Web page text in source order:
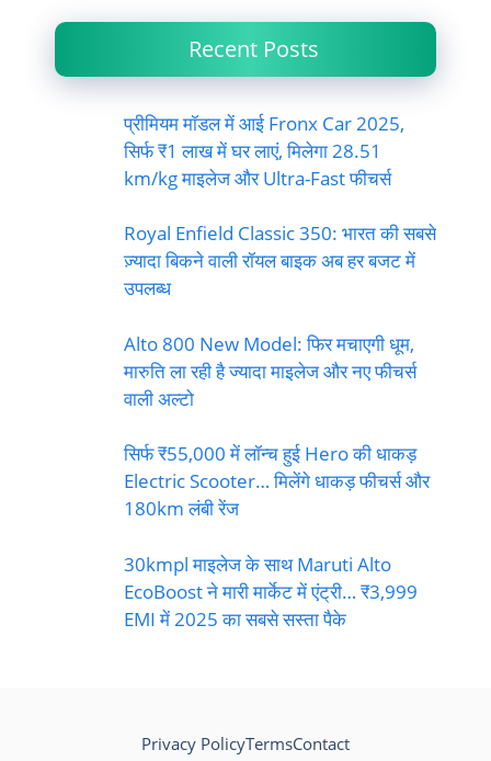
Recent Posts
प्रीमियम मॉडल में आई Fronx Car 2025,
सिर्फ ₹1 लाख में घर लाएं, मिलेगा 28.51
km/kg माइलेज और Ultra-Fast फीचर्स
Royal Enfield Classic 350: भारत की सबसे
ज़्यादा बिकने वाली रॉयल बाइक अब हर बजट में
उपलब्ध
Alto 800 New Model: फिर मचाएगी धूम,
मारुति ला रही है ज्यादा माइलेज और नए फीचर्स
वाली अल्टो
सिर्फ ₹55,000 में लॉन्च हुई Hero की धाकड़
Electric Scooter… मिलेंगे धाकड़ फीचर्स और
180km लंबी रेंज
30kmpl माइलेज के साथ Maruti Alto
EcoBoost ने मारी मार्केट में एंट्री… ₹3,999
EMI में 2025 का सबसे सस्ता पैके
Privacy PolicyTermsContact